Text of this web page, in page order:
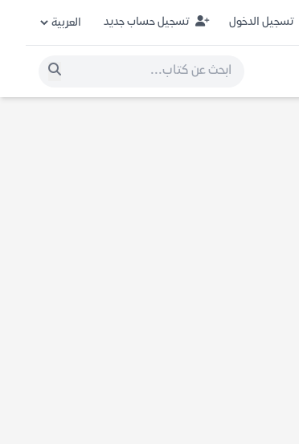
تسجيل الدخول تسجيل حساب جديد